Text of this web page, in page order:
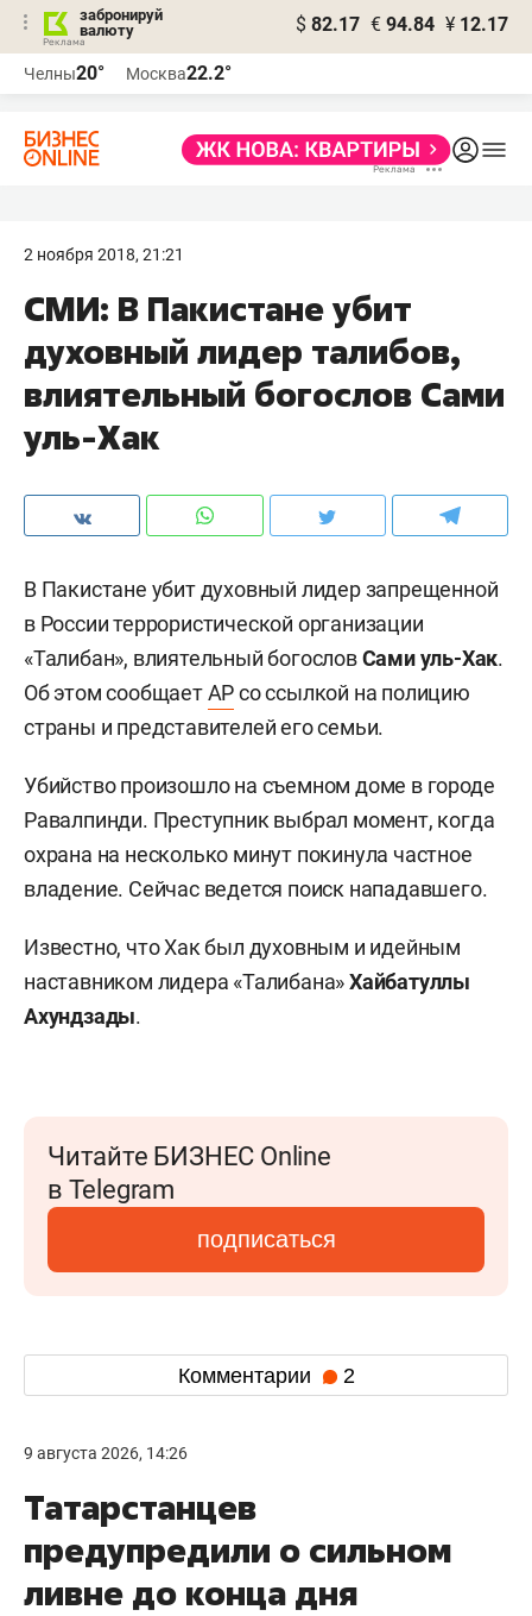
забронируй
валюту
$ 82.17 € 94.84 ¥ 12.17
Челны20° Москва22.2°
2 ноября 2018, 21:21
СМИ: В Пакистане убит
духовный лидер талибов,
влиятельный богослов Сами
уль-Хак
В Пакистане убит духовный лидер запрещенной
в России террористической организации
«Талибан», влиятельный богословСами уль-Хак.
Об этом сообщаетAPсо ссылкой на полицию
страны и представителей его семьи.
Убийство произошло на съемном доме в городе
Равалпинди. Преступник выбрал момент, когда
охрана на несколько минут покинула частное
владение. Сейчас ведется поиск нападавшего.
Известно, что Хак был духовным и идейным
наставником лидера «Талибана»Хайбатуллы
Ахундзады.
Читайте БИЗНЕС Online
в Telegram
подписаться
Комментарии 2
9 августа 2026, 14:26
Татарстанцев
предупредили о сильном
ливне до конца дня